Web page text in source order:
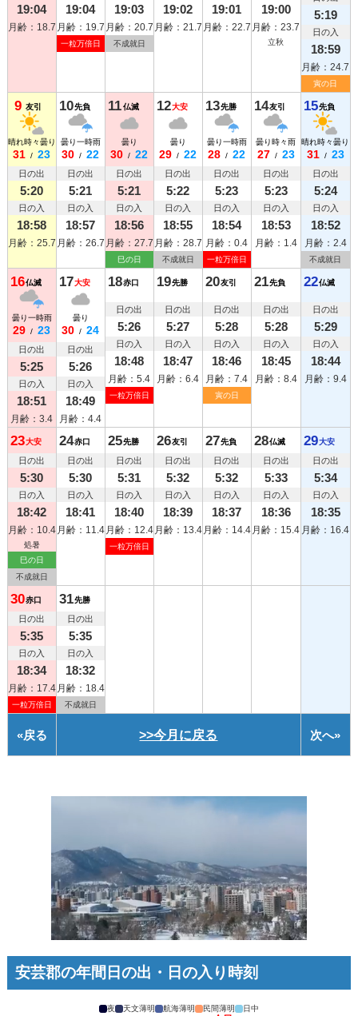
19:04
月齢：18.7
19:04
月齢：19.7
一粒万倍日
19:03
月齢：20.7
不成就日
19:02
月齢：21.7
19:01
月齢：22.7
19:00
月齢：23.7
立秋
5:19
日の入
18:59
月齢：24.7
寅の日
9 友引
晴れ時々曇り
31 / 23
日の出
5:20
日の入
18:58
月齢：25.7
10先負
曇り一時雨
30 / 22
日の出
5:21
日の入
18:57
月齢：26.7
11仏滅
曇り
30 / 22
日の出
5:21
日の入
18:56
月齢：27.7
巳の日
12大安
曇り
29 / 22
日の出
5:22
日の入
18:55
月齢：28.7
不成就日
13先勝
曇り一時雨
28 / 22
日の出
5:23
日の入
18:54
月齢：0.4
一粒万倍日
14友引
曇り時々雨
27 / 23
日の出
5:23
日の入
18:53
月齢：1.4
15先負
晴れ時々曇り
31 / 23
日の出
5:24
日の入
18:52
月齢：2.4
不成就日
16仏滅
曇り一時雨
29 / 23
日の出
5:25
日の入
18:51
月齢：3.4
17大安
曇り
30 / 24
日の出
5:26
日の入
18:49
月齢：4.4
18赤口
日の出
5:26
日の入
18:48
月齢：5.4
一粒万倍日
19先勝
日の出
5:27
日の入
18:47
月齢：6.4
20友引
日の出
5:28
日の入
18:46
月齢：7.4
寅の日
21先負
日の出
5:28
日の入
18:45
月齢：8.4
22仏滅
日の出
5:29
日の入
18:44
月齢：9.4
23大安
日の出
5:30
日の入
18:42
月齢：10.4
処暑
巳の日
不成就日
24赤口
日の出
5:30
日の入
18:41
月齢：11.4
25先勝
日の出
5:31
日の入
18:40
月齢：12.4
一粒万倍日
26友引
日の出
5:32
日の入
18:39
月齢：13.4
27先負
日の出
5:32
日の入
18:37
月齢：14.4
28仏滅
日の出
5:33
日の入
18:36
月齢：15.4
29大安
日の出
5:34
日の入
18:35
月齢：16.4
30赤口
日の出
5:35
日の入
18:34
月齢：17.4
一粒万倍日
31先勝
日の出
5:35
日の入
18:32
月齢：18.4
不成就日
«戻る >>今月に戻る 次へ»
安芸郡の年間日の出・日の入り時刻
夜 天文薄明 航海薄明 民間薄明 日中